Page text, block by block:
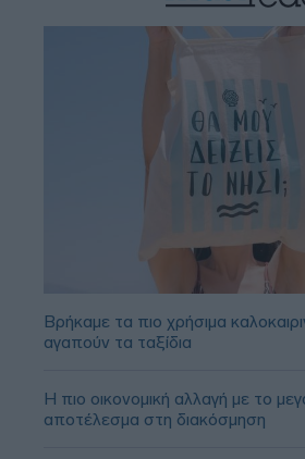
Βρήκαμε τα πιο χρήσιμα
αγαπούν τα ταξίδια
Η πιο οικονομική αλλαγή με το
αποτέλεσμα στη διακόσμηση